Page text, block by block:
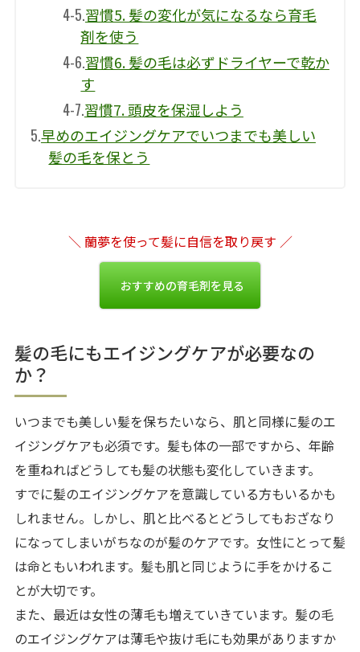
4-5.習慣5. 髪の変化が気になるなら育毛
剤を使う
4-6.習慣6. 髪の毛は必ずドライヤーで乾か
す
4-7.習慣7. 頭皮を保湿しよう
5.早めのエイジングケアでいつまでも美しい
髪の毛を保とう
＼ 蘭夢を使って髪に自信を取り戻す ／
おすすめの育毛剤を見る
髪の毛にもエイジングケアが必要なの
か？
いつまでも美しい髪を保ちたいなら、肌と同様に髪のエ
イジングケアも必須です。髪も体の一部ですから、年齢
を重ねればどうしても髪の状態も変化していきます。
すでに髪のエイジングケアを意識している方もいるかも
しれません。しかし、肌と比べるとどうしてもおざなり
になってしまいがちなのが髪のケアです。女性にとって髪
は命ともいわれます。髪も肌と同じように手をかけるこ
とが大切です。
また、最近は女性の薄毛も増えていきています。髪の毛
のエイジングケアは薄毛や抜け毛にも効果がありますか